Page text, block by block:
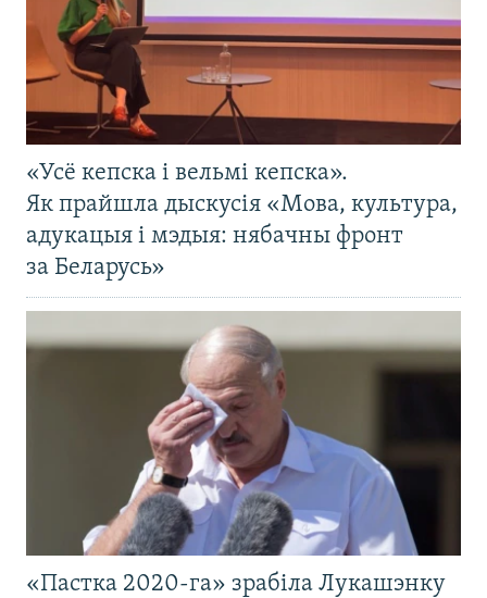
«Усё кепска і вельмі кепска».
Як прайшла дыскусія «Мова, культура,
адукацыя і мэдыя: нябачны фронт
за Беларусь»
«Пастка 2020-га» зрабіла Лукашэнку